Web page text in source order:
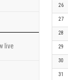
live
26
27
28
29
30
31